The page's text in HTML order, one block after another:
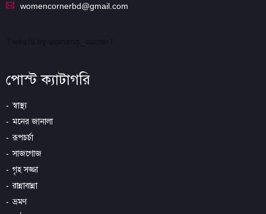
womencornerbd@gmail.com
পোস্ট ক্যাটাগরি
স্বাস্থ্য
মনের জানালা
রূপচর্চা
সাজগোজ
গৃহ সজ্জা
রান্নাবান্না
ভ্রমণ